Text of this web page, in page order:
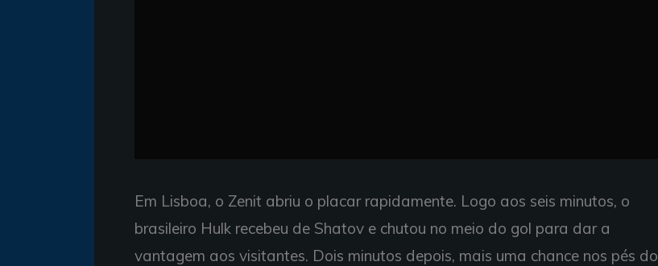
Em Lisboa, o Zenit abriu o placar rapidamente. Logo aos seis minutos, o
brasileiro Hulk recebeu de Shatov e chutou no meio do gol para dar a
vantagem aos visitantes. Dois minutos depois, mais uma chance nos pés do